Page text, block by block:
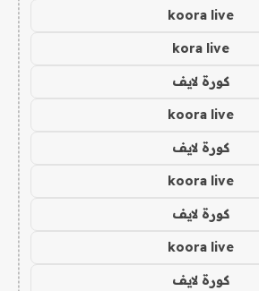
koora live
kora live
كورة لايف
koora live
كورة لايف
koora live
كورة لايف
koora live
كورة لايف